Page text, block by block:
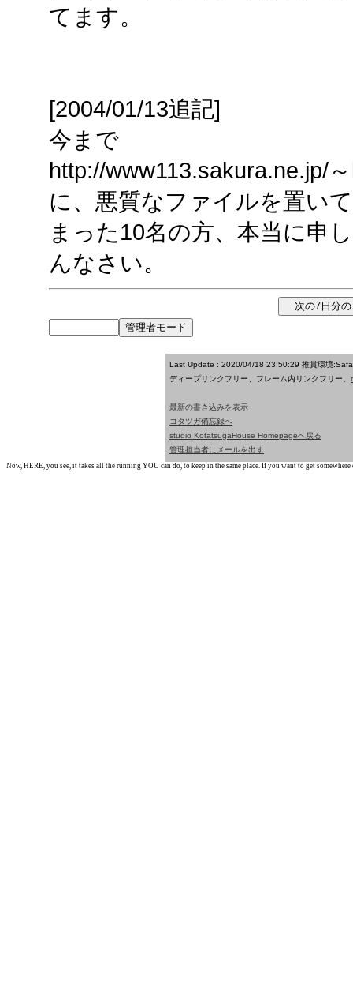
てます。
[2004/01/13追記]
今まで
http://www113.sakura.ne.jp/
に、悪質なファイルを置い
まった10名の方、本当に申
んなさい。
Last Update : 2020/04/18 23:50:29 推賞環境
ディープリンクフリー、フレーム内リンクフリー。
最新の書き込みを表示
コタツガ備忘録へ
studio KotatsugaHouse Homepageへ戻る
管理担当者にメールを出す
Now, HERE, you see, it takes all the running YOU can do, to keep in the same place. If you want to get